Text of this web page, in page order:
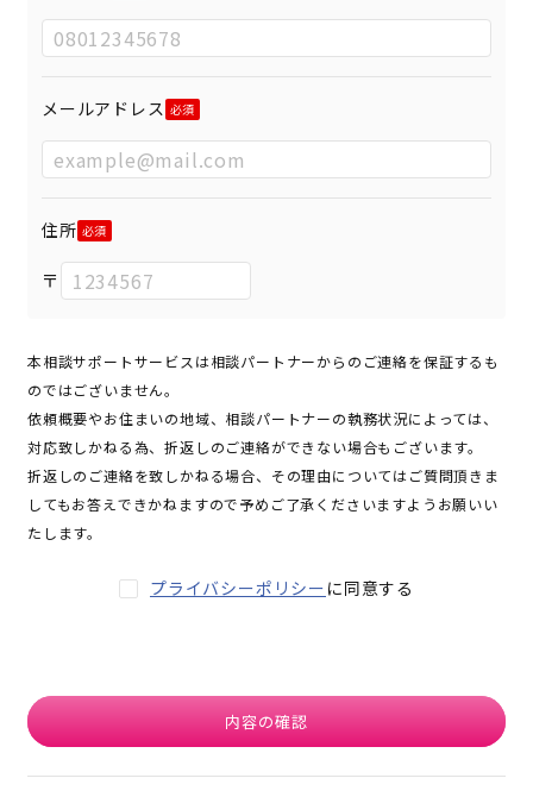
メールアドレス
住所
〒
本相談サポートサービスは相談パートナーからのご連絡を保証するも
のではございません。
依頼概要やお住まいの地域、相談パートナーの執務状況によっては、
対応致しかねる為、折返しのご連絡ができない場合もございます。
折返しのご連絡を致しかねる場合、その理由についてはご質問頂きま
してもお答えできかねますので予めご了承くださいますようお願いい
たします。
プライバシーポリシー に同意する
内容の確認